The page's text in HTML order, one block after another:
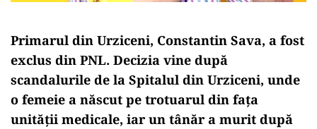
Primarul din Urziceni, Constantin Sava, a fost
exclus din PNL. Decizia vine după
scandalurile de la Spitalul din Urziceni, unde
o femeie a născut pe trotuarul din fața
unității medicale, iar un tânăr a murit după